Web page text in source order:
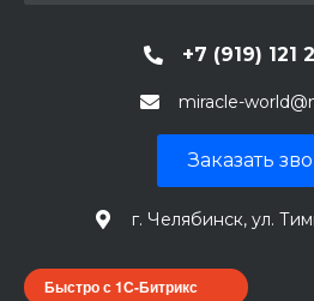
+7 (919) 121
miracle-
Заказать
г. Челябинск, ул.
Быстро с 1С-Битрикс